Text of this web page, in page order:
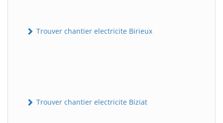
Trouver chantier electricite Birieux
Trouver chantier electricite Biziat